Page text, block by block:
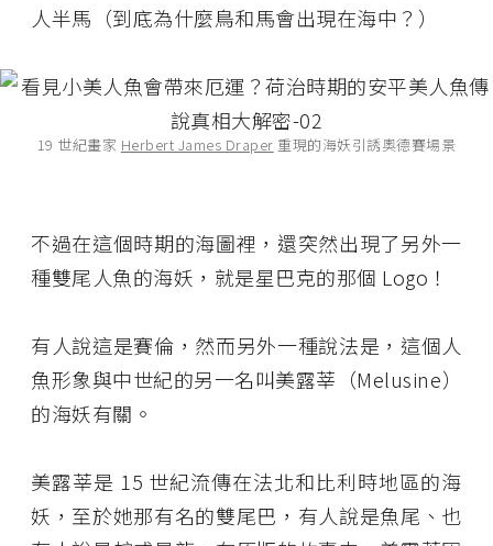
人半馬（到底為什麼鳥和馬會出現在海中？）
19 世紀畫家 Herbert James Draper 重現的海妖引誘奧德賽場景
不過在這個時期的海圖裡，還突然出現了另外一
種雙尾人魚的海妖，就是星巴克的那個 Logo！
有人說這是賽倫，然而另外一種說法是，這個人
魚形象與中世紀的另一名叫美露莘（Melusine）
的海妖有關。
美露莘是 15 世紀流傳在法北和比利時地區的海
妖，至於她那有名的雙尾巴，有人說是魚尾、也